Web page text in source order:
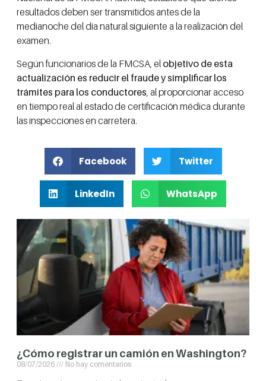
resultados deben ser transmitidos antes de la
medianoche del día natural siguiente a la realización del
examen.
Según funcionarios de la FMCSA, el objetivo de esta
actualización es reducir el fraude y simplificar los
trámites para los conductores , al proporcionar acceso
en tiempo real al estado de certificación médica durante
las inspecciones en carretera.
Facebook Twitter
LinkedIn WhatsApp
¿Cómo registrar un camión en Washington?
08/07/2026 No hay comentarios